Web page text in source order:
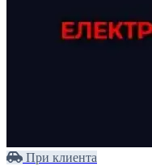
При клиента